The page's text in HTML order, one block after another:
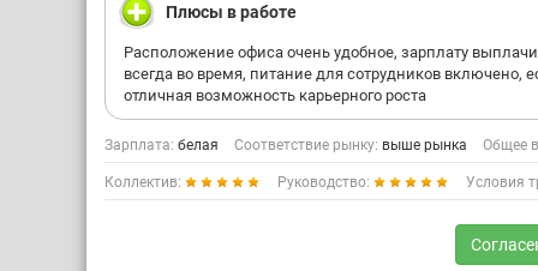
Плюсы в работе
Расположение офиса очень удобное, зарплату
всегда во время, питание для сотрудников включено,
отличная возможность карьерного роста
Зарплата: белая Соответствие рынку: выше рынка Общее
Коллектив: Руководство: Условия